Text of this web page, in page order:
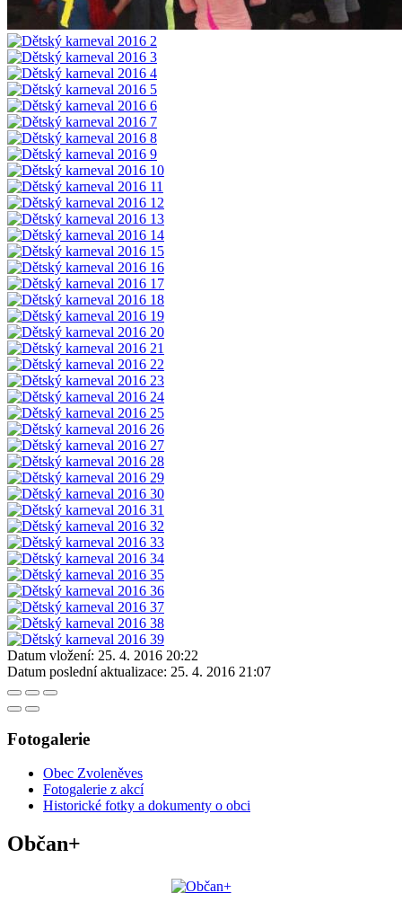
Datum vložení: 25. 4. 2016 20:22
Datum poslední aktualizace: 25. 4. 2016 21:07
Fotogalerie
Obec Zvoleněves
Fotogalerie z akcí
Historické fotky a dokumenty o obci
Občan+